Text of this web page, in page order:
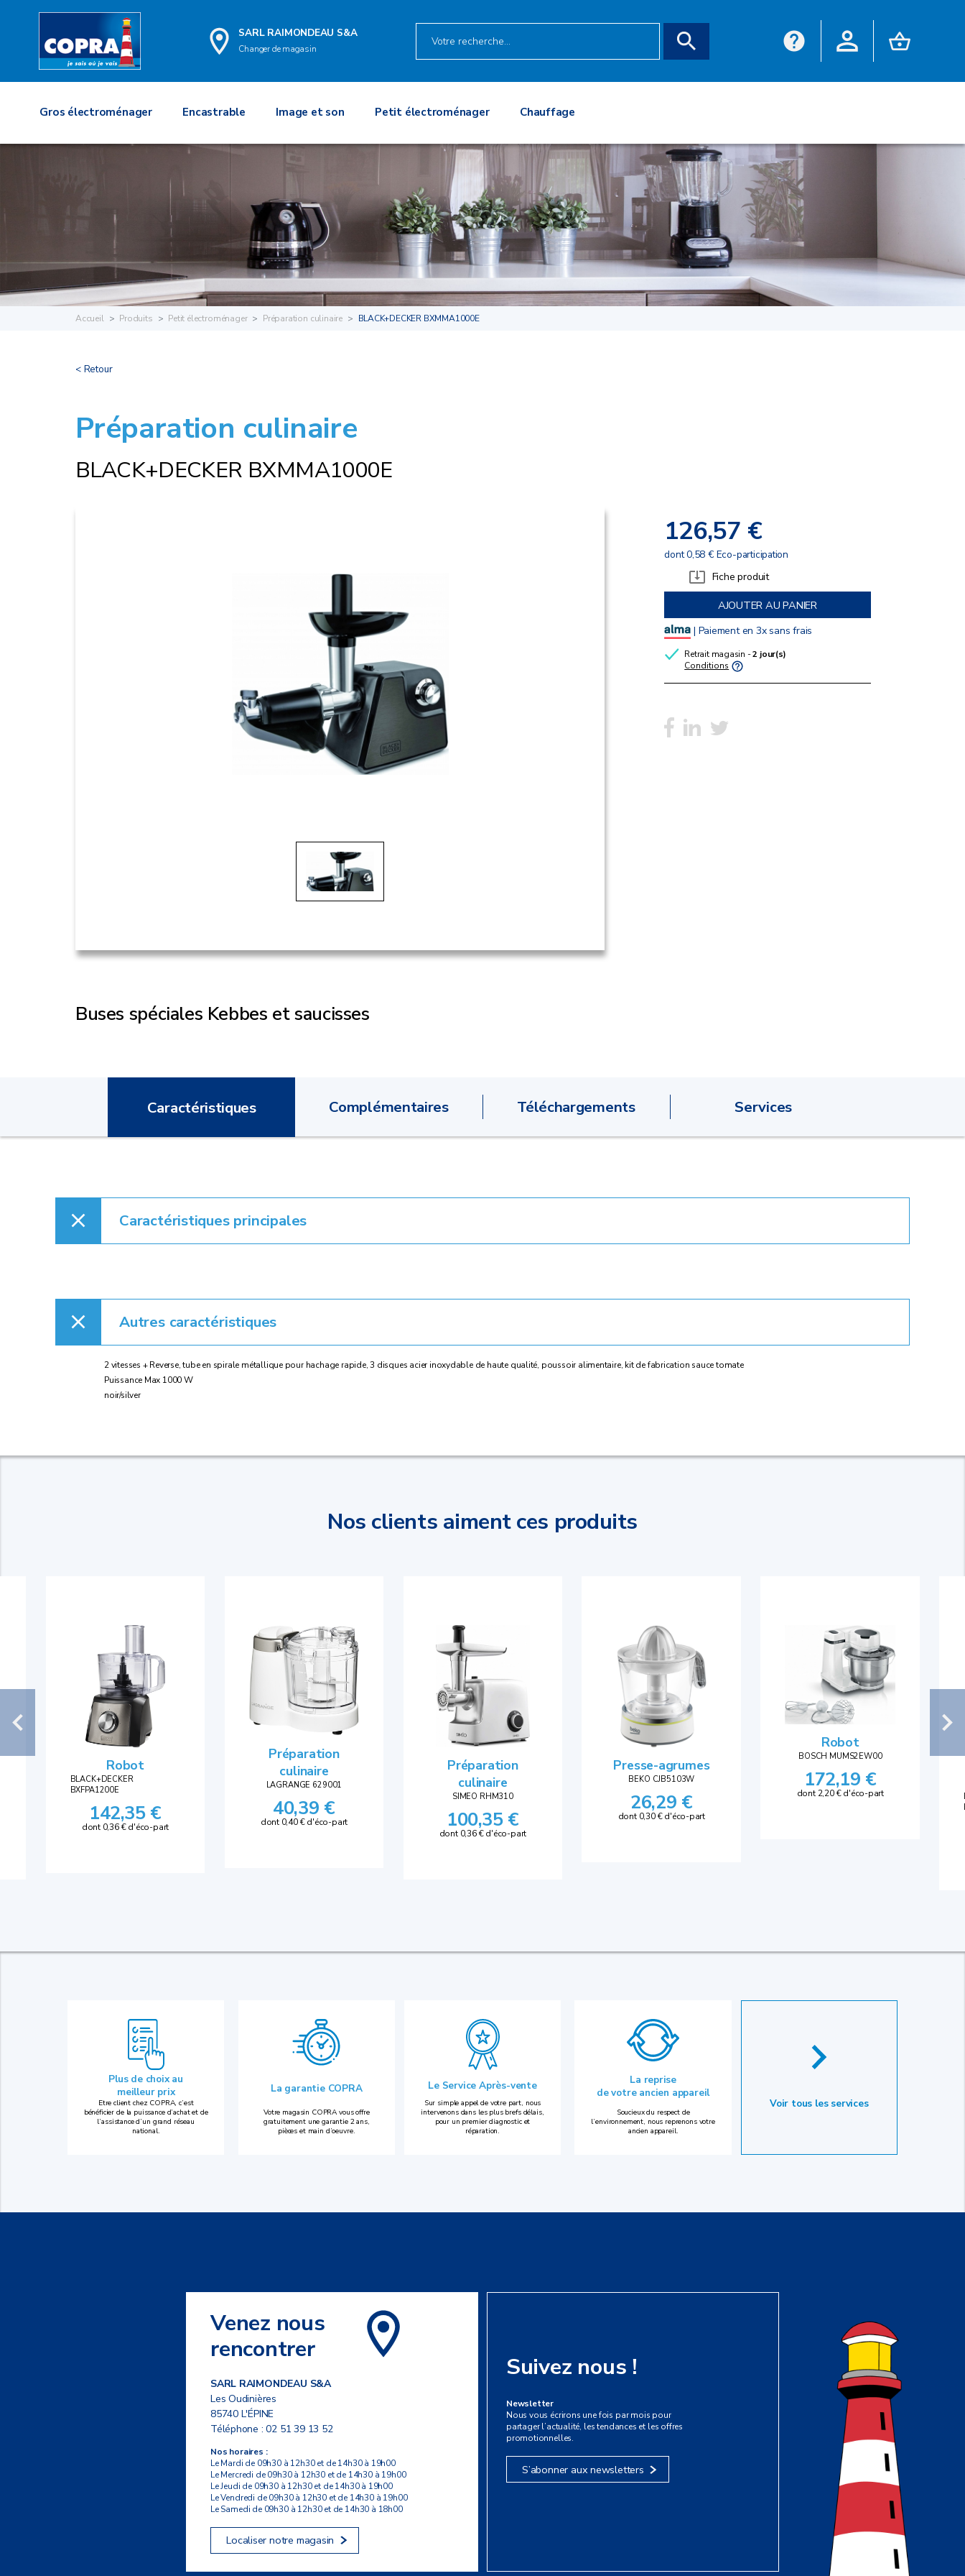
SARL RAIMONDEAU S&A
Changer de magasin
Gros électroménager Encastrable Image et son Petit électroménager Chauffage
Accueil Produits Petit électroménager Préparation culinaire BLACK+DECKER BXMMA1000E
< Retour
Préparation culinaire
BLACK+DECKER BXMMA1000E
126,57 €
dont 0,58 € Eco-participation
Fiche produit
AJOUTER AU PANIER
| Paiement en 3x sans frais
Retrait magasin -2 jour(s)
Conditions
Buses spéciales Kebbes et saucisses
Caractéristiques Complémentaires Téléchargements Services
Caractéristiques principales
Autres caractéristiques
2 vitesses + Reverse, tube en spirale métallique pour hachage rapide, 3 disques acier inoxydable de haute qualité, poussoir alimentaire, kit de fabrication sauce tomate
Puissance Max 1000 W
noir/silver
Nos clients aiment ces produits
Robot
BLACK+DECKER
BXFPA1200E
142,35 €
dont 0,36 € d'éco-part
Préparation
culinaire
LAGRANGE 629001
40,39 €
dont 0,40 € d'éco-part
Préparation
culinaire
SIMEO RHM310
100,35 €
dont 0,36 € d'éco-part
Presse-agrumes
BEKO CJB5103W
26,29 €
dont 0,30 € d'éco-part
Robot
BOSCH MUMS2EW00
172,19 €
dont 2,20 € d'éco-part
Plus de choix au
meilleur prix
Etre client chez COPRA, c’est
bénéficier de la puissance d’achat et de
l’assistance d’un grand réseau
national.
La garantie COPRA
Votre magasin COPRA vous offre
gratuitement une garantie 2 ans,
pièces et main d’oeuvre.
Le Service Après-vente
Sur simple appel de votre part, nous
intervenons dans les plus brefs délais,
pour un premier diagnostic et
réparation.
La reprise
de votre ancien appareil
Soucieux du respect de
l’environnement, nous reprenons votre
ancien appareil.
Voir tous les services
Venez nous
rencontrer
SARL RAIMONDEAU S&A
Les Oudinières
85740 L'ÉPINE
Téléphone :02 51 39 13 52
Nos horaires :
Le Mardi de 09h30 à 12h30 et de 14h30 à 19h00
Le Mercredi de 09h30 à 12h30 et de 14h30 à 19h00
Le Jeudi de 09h30 à 12h30 et de 14h30 à 19h00
Le Vendredi de 09h30 à 12h30 et de 14h30 à 19h00
Le Samedi de 09h30 à 12h30 et de 14h30 à 18h00
Localiser notre magasin
Suivez nous !
Newsletter
Nous vous écrirons une fois par mois pour
partager l’actualité, les tendances et les offres
promotionnelles.
S’abonner aux newsletters